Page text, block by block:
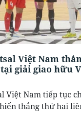
Việt Nam
giải giao hữu
Việt Nam tiếp tục
thắng thứ hai